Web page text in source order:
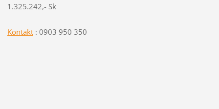
1.325.242,- Sk
Kontakt: 0903 950 350